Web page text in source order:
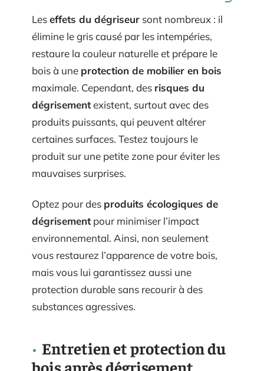
Leseffets du dégriseur sont nombreux : il
élimine le gris causé par les intempéries,
restaure la couleur naturelle et prépare le
bois à une protection de mobilier en bois
maximale. Cependant, des risques du
dégrisementexistent, surtout avec des
produits puissants, qui peuvent altérer
certaines surfaces. Testez toujours le
produit sur une petite zone pour éviter les
mauvaises surprises.
Optez pour des produits écologiques de
dégrisementpour minimiser l’impact
environnemental. Ainsi, non seulement
vous restaurez l’apparence de votre bois,
mais vous lui garantissez aussi une
protection durable sans recourir à des
substances agressives.
Entretien et protection du
bois après dégrisement